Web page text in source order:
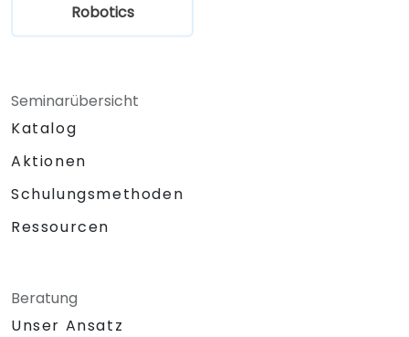
Robotics
Seminarübersicht
Katalog
Aktionen
Schulungsmethoden
Ressourcen
Beratung
Unser Ansatz